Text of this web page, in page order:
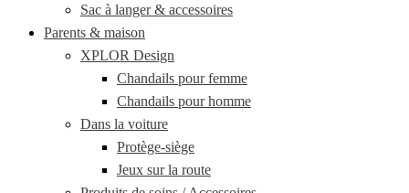
Sac à langer & accessoires
Parents & maison
XPLOR Design
Chandails pour femme
Chandails pour homme
Dans la voiture
Protège-siège
Jeux sur la route